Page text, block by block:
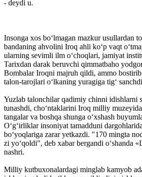
- deydi u.
Insonga xos bo‘lmagan mazkur usullardan
bandaning ahvolini Iroq ahli ko‘p vaqt
ularning sevimli ilm o‘choqlari, jamiyat
Tarixdan darak beruvchi qimmatbaho
Bombalar Iroqni majruh qildi, ammo
talon-tarojlari o‘lkaning yuragiga tig‘
Yuzlab talonchilar qadimiy chinni idishlarni
tunashdi, cho‘ntaklarini Iroq milliy
tangalar va bosh­qa shunga o‘xshash
O‘g‘irliklar insoniyat tamadduni
bo‘yoqlariga zarar yetkazdi. "170 mingta
zi yo‘qoldi", deb xabar bergandi o‘shanda
nashri.
Milliy kutbuxonalardagi minglab kamyob